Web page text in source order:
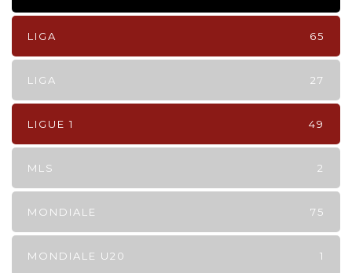
LIGA 65
LIGA 27
LIGUE 1 49
MLS 2
MONDIALE 75
MONDIALE U20 1